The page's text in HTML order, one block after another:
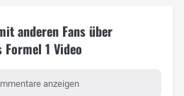
anderen Fans über
Formel 1 Video
anzeigen